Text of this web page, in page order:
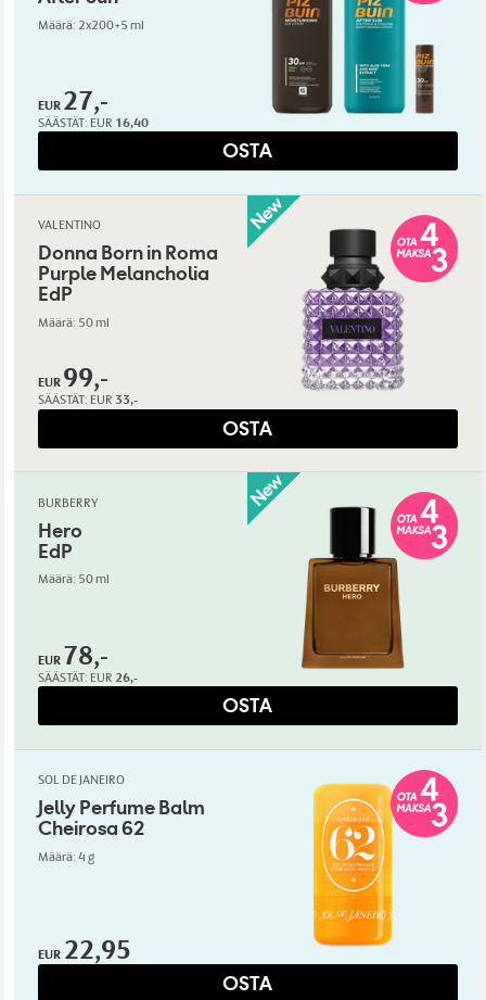
Määrä: 2x200+5 ml
EUR 27,-
SÄÄSTÄT: EUR 16,40
OSTA
VALENTINO
Donna Born in Roma
Purple Melancholia
EdP
Määrä: 50 ml
EUR 99,-
SÄÄSTÄT: EUR 33,-
OSTA
BURBERRY
Hero
EdP
Määrä: 50 ml
EUR 78,-
SÄÄSTÄT: EUR 26,-
OSTA
SOL DE JANEIRO
Jelly Perfume Balm
Cheirosa 62
Määrä: 4 g
EUR 22,95
OSTA